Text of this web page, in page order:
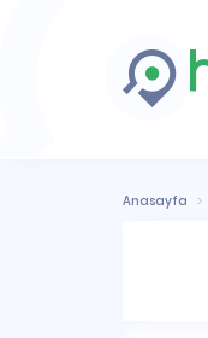
Anasayfa